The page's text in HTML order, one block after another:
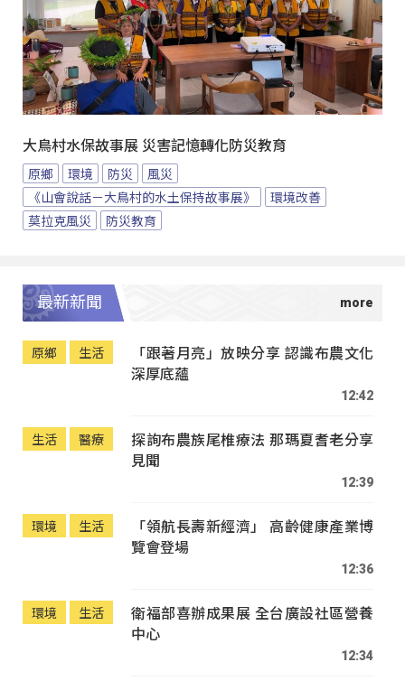
大鳥村水保故事展 災害記憶轉化防災教育
原鄉 環境 防災
風災
《山會說話－大鳥村的水土保持故事展》
環境改善
莫拉克風災
防災教育
最新新聞
原鄉 生活
「跟著月亮」放映分享 認識布農文化
深厚底蘊
12:42
生活 醫療
探詢布農族尾椎療法 那瑪夏耆老分享
見聞
12:39
環境 生活
「領航長壽新經濟」 高齡健康產業博
覽會登場
12:36
環境 生活
衛福部喜辦成果展 全台廣設社區營養
中心
12:34